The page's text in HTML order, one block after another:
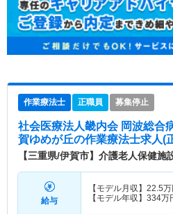
作業療法士 正職員 募集停止
社会医療法人畿内会 岡波総合
賀ゆめが丘の作業療法士求人(
【三重県/伊賀市】介護老人保健施
給与
【モデル月収】 22.5万
【モデル年収】 334万